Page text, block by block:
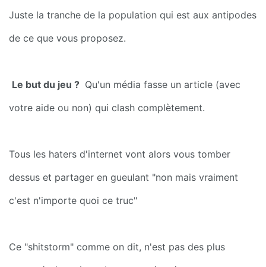
Juste la tranche de la population qui est aux antipodes
de ce que vous proposez.
Le but du jeu ? Qu'un média fasse un article (avec
votre aide ou non) qui clash complètement.
Tous les haters d'internet vont alors vous tomber
dessus et partager en gueulant "non mais vraiment
c'est n'importe quoi ce truc"
Ce "shitstorm" comme on dit, n'est pas des plus